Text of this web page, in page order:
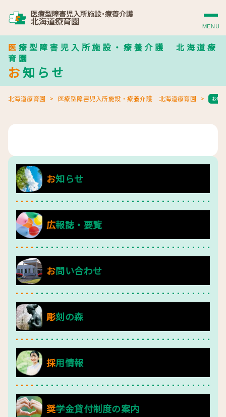
MENU
医療型障害児入所施設・療養介護 北海道療
育園
お知らせ
北海道療育園 医療型障害児入所施設・療養介護 北海道療育園 お知
お知らせ
広報誌・要覧
お問い合わせ
彫刻の森
採用情報
奨学金貸付制度の案内